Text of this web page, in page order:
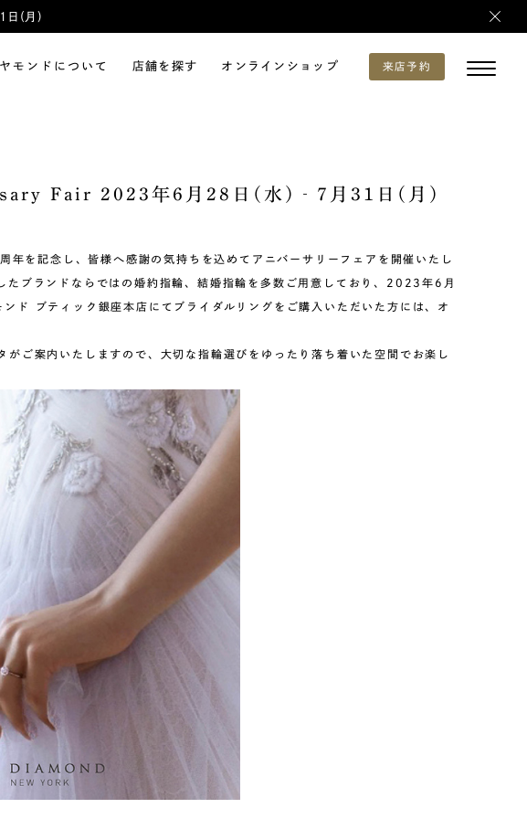
日(月)
モンドについて 店舗を探す オンラインショップ 来店予約
Fair 2023年6月28日(水)‐7月31日(月)
を記念し、皆様へ感謝の気持ちを込めてアニバーサリーフェアを開催いたし
たブランドならではの婚約指輪、結婚指輪を多数ご用意しており、2023年6月
ブティック銀座本店にてブライダルリングをご購入いただいた方には、オ
ご案内いたしますので、大切な指輪選びをゆったり落ち着いた空間でお楽し